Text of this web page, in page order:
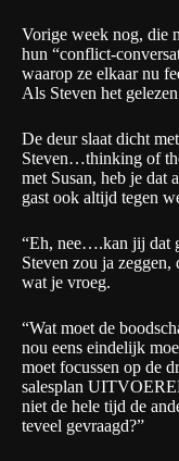
Vorige week nog, die
hun “conflict-
waarop ze elkaar nu
Als Steven het
De deur slaat dicht
Steven…thinking of
met Susan, heb je dat
gast ook altijd tegen
“Eh, nee….kan jij dat
Steven zou ja
wat je vroeg.
“Wat moet de
nou eens eindelijk
moet focussen op de
salesplan
niet de hele tijd de
teveel gevraagd?”